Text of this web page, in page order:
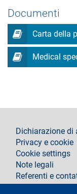
Documenti
Carta della
Medical
footer
Dichiarazione di
Privacy e cookie
Cookie settings
Note legali
Referenti e